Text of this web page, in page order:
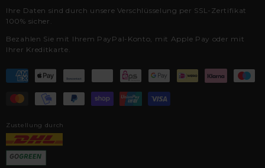
Ihre Daten sind durch unsere Verschlüsselung per SSL-Zertifikat
100% sicher.
Bezahlen Sie mit Ihrem PayPal-Konto, mit Apple Pay oder mit
Ihrer Kreditkarte.
Zustellung durch